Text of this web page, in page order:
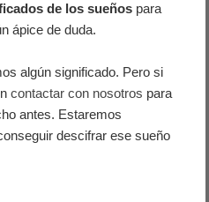
de los sueños para
ápice de duda.
algún significado. Pero si
contactar con nosotros para
antes. Estaremos
descifrar ese sueño